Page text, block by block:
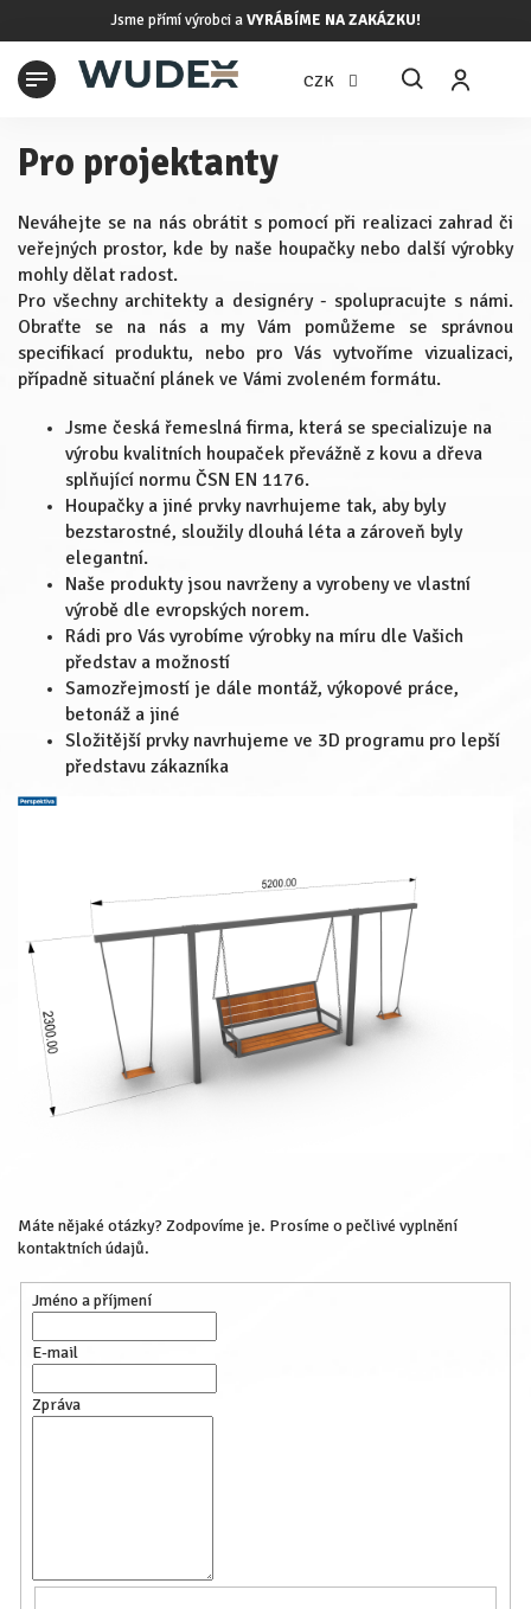
Jsme přímí výrobci aVYRÁBÍME NA ZAKÁZKU!
CZK
Pro projektanty
Neváhejte se na nás obrátit s pomocí při realizaci zahrad či
veřejných prostor, kde by naše houpačky nebo další výrobky
mohly dělat radost.
Provšechny architekty a designéry - spolupracujte s námi.
Obraťte se na nás a my Vám pomůžeme se správnou
specifikací produktu, nebo pro Vás vytvoříme vizualizaci,
případně situační plánek ve Vámi zvoleném formátu.
Jsme česká řemeslná firma, která se specializuje na
výrobu kvalitních houpaček převážně z kovu a dřeva
splňující normu ČSN EN 1176.
Houpačky a jiné prvky navrhujeme tak, aby byly
bezstarostné, sloužily dlouhá léta a zároveň byly
elegantní.
Naše produkty jsou navrženy a vyrobeny ve vlastní
výrobě dle evropských norem.
Rádi pro Vás vyrobíme výrobky na míru dle Vašich
představ a možností
Samozřejmostí je dále montáž, výkopové práce,
betonáž a jiné
Složitější prvky navrhujeme ve 3D programu pro lepší
představu zákazníka
Máte nějaké otázky? Zodpovíme je. Prosíme o pečlivé vyplnění
kontaktních údajů.
Jméno a příjmení
E-mail
Zpráva